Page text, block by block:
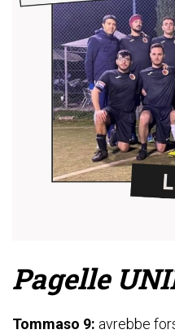
Pagelle
Tommaso 9: avrebbe